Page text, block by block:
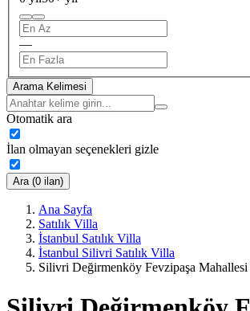
—
Arama Kelimesi
Otomatik ara
İlan olmayan seçenekleri gizle
Ara (0 ilan)
Ana Sayfa
Satılık Villa
İstanbul Satılık Villa
İstanbul Silivri Satılık Villa
Silivri Değirmenköy Fevzipaşa Mahallesi